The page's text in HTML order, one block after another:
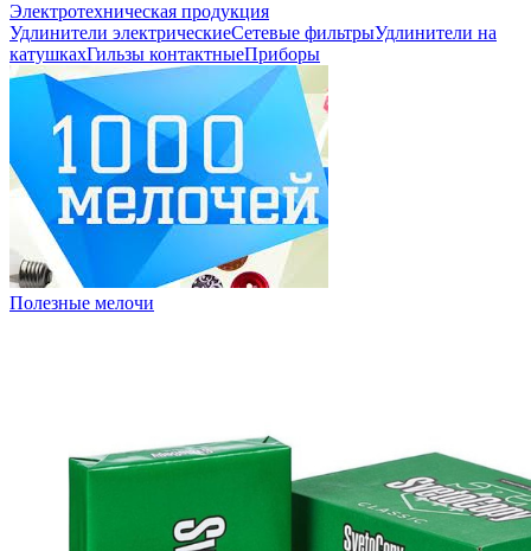
Электротехническая продукция
Удлинители электрическиеСетевые фильтрыУдлинители на
катушкахГильзы контактныеПриборы
Полезные мелочи